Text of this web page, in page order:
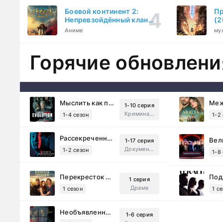
Боевой континент 2:
Непревзойдённый клан
Тан (2023)
Аниме
Горячие
Мыслить как преступник: Эволюция (2022)
1-4 сезон
1-10 серия
Криминал, Детектив, Триллер, Драма
1-2
Рассекреченные тайны с Дэвидом Духовны (2025)
1-2 сезон
1-17 серия
Документальный, Исторический, Sci-Fi
1-8
Перекресток Салливанов (2023)
1 сезон
1 серия
Драма
1
Необъявленная война (2022)
1-6 серия